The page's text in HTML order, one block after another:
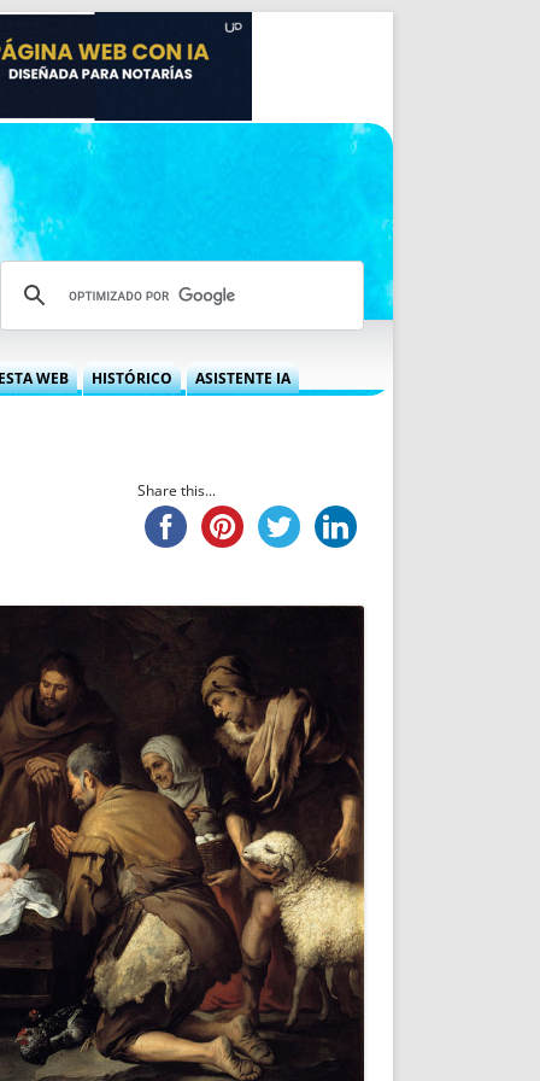
IRPF
WEB
PREMIO NYR
NUEVA ETAPA
POLÍTICA DE PRIVACIDAD
AVISO LEGAL
REPORTAR INCIDENCIA
LOGOTIPO
ENTREVISTAS
SONRISA
ENVÍA CORREO
CANALES DE VÍDEO
HISTÓRICO ASISTENTE IA
Share this...